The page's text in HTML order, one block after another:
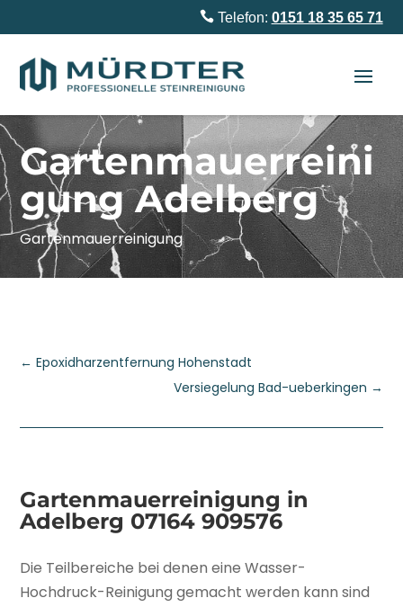
Telefon: 0151 18 35 65 71
Gartenmauerreini
gung Adelberg
Gartenmauerreinigung
←Epoxidharzentfernung Hohenstadt
Versiegelung Bad-ueberkingen →
Gartenmauerreinigung in
Adelberg 07164 909576
Die Teilbereiche bei denen eine Wasser-
Hochdruck-Reinigung gemacht werden kann sind